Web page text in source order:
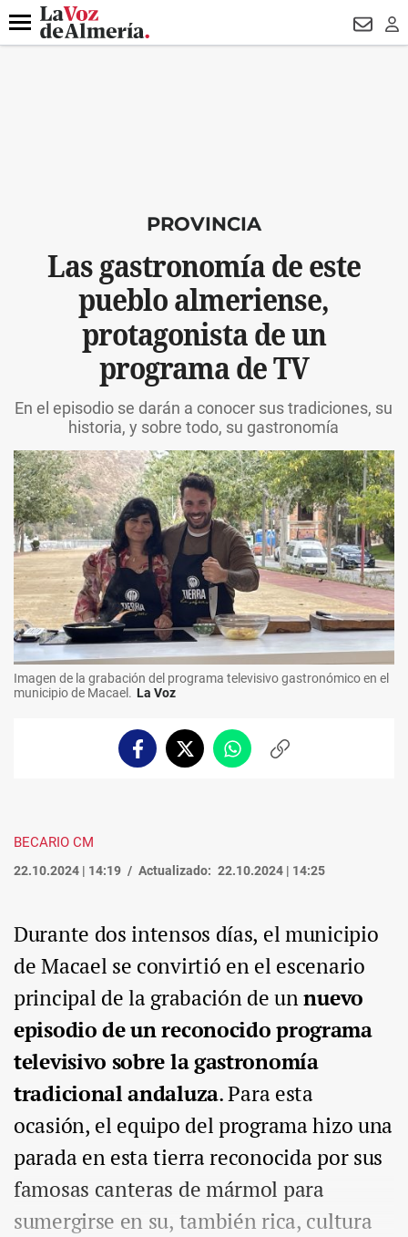
DESTACADO CONDENADOS
Menú
PROVINCIA
Las gastronomía de este
pueblo almeriense,
protagonista de un
programa de TV
En el episodio se darán a conocer sus tradiciones, su
historia, y sobre todo, su gastronomía
Imagen de la grabación del programa televisivo gastronómico en el
municipio de Macael. La Voz
FacebookTwitterWhatsappCopiar
BECARIO CM
22.10.2024 | 14:19 Actualizado: 22.10.2024 | 14:25
Durante dos intensos días, el municipio
de Macael se convirtió en el escenario
principal de la grabación de unnuevo
episodio de un reconocido programa
televisivo sobre la gastronomía
tradicional andaluza. Para esta
ocasión, el equipo del programa hizo una
parada en esta tierra reconocida por sus
famosas canteras de mármol para
sumergirse en su, también rica, cultura